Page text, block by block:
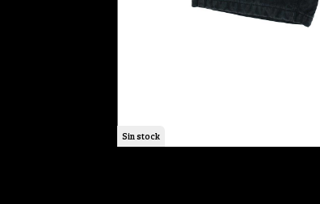
Sin stock